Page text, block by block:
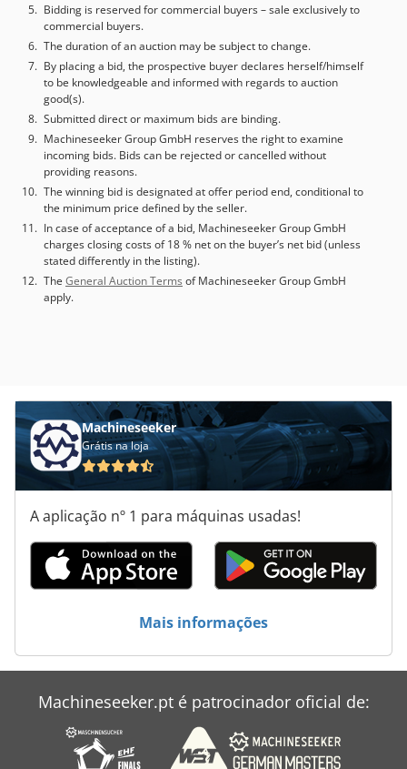
Bidding is reserved for commercial buyers – sale exclusively to
commercial buyers.
The duration of an auction may be subject to change.
By placing a bid, the prospective buyer declares herself/himself
to be knowledgeable and informed with regards to auction
good(s).
Submitted direct or maximum bids are binding.
Machineseeker Group GmbH reserves the right to examine
incoming bids. Bids can be rejected or cancelled without
providing reasons.
The winning bid is designated at offer period end, conditional to
the minimum price defined by the seller.
In case of acceptance of a bid, Machineseeker Group GmbH
charges closing costs of 18 % net on the buyer’s net bid (unless
stated differently in the listing).
The General Auction Terms of Machineseeker Group GmbH
apply.
Machineseeker
Grátis na loja
A aplicação nº 1 para máquinas usadas!
Mais informações
Machineseeker.pt é patrocinador oficial de: